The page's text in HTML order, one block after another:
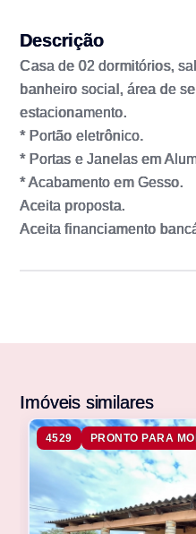
Descrição
Casa de 02 dormitórios,
banheiro social, área de
estacionamento.
* Portão eletrônico.
* Portas e Janelas em
* Acabamento em Gesso.
Aceita proposta.
Aceita financiamento
Imóveis similares
4529 PRONTO PARA